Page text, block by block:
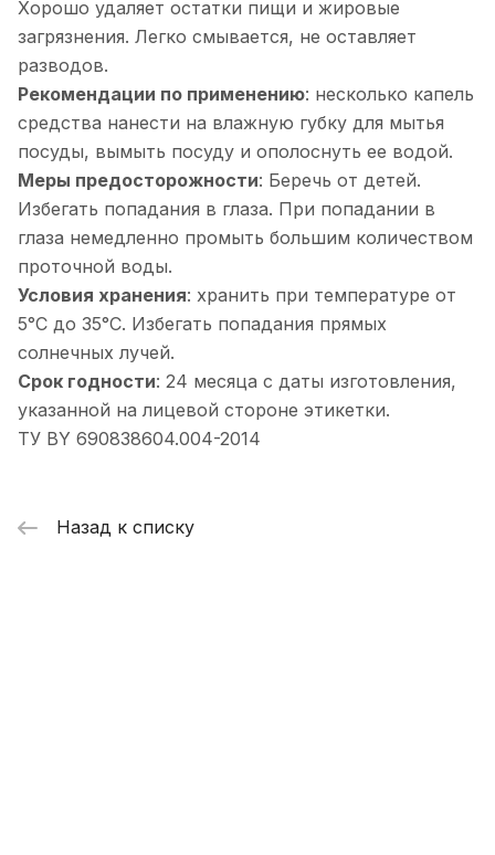
Хорошо удаляет остатки пищи и жировые
загрязнения. Легко смывается, не оставляет
разводов.
Рекомендации по применению: несколько капель
средства нанести на влажную губку для мытья
посуды, вымыть посуду и ополоснуть ее водой.
Меры предосторожности: Беречь от детей.
Избегать попадания в глаза. При попадании в
глаза немедленно промыть большим количеством
проточной воды.
Условия хранения: хранить при температуре от
5°С до 35°С. Избегать попадания прямых
солнечных лучей.
Срок годности: 24 месяца с даты изготовления,
указанной на лицевой стороне этикетки.
ТУ BY 690838604.004-2014
Назад к списку